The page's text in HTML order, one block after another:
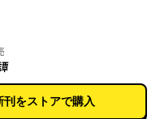
は愛を知っていくーーそ
語”。
年04月15日
刊をストアで購入